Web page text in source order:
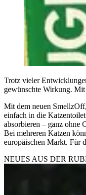
Trotz vieler
gewünschte Wirkung.
Mit dem neuen
einfach in die
absorbieren – ganz ohne
Bei mehreren Katzen
europäischen Markt. Für
NEUES AUS DER